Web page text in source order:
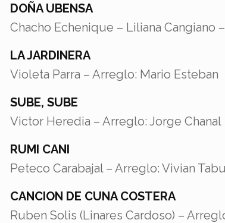
DOÑA UBENSA
Chacho Echenique – Liliana Cangiano
LA JARDINERA
Violeta Parra – Arreglo: Mario Esteban
SUBE, SUBE
Victor Heredia – Arreglo: Jorge Chanal
RUMI CANI
Peteco Carabajal – Arreglo: Vivian
CANCION DE CUNA COSTERA
Ruben Solis (Linares Cardoso) –